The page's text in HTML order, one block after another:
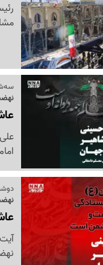
سه‌شنبه 1405/
دوشنبه 1405/